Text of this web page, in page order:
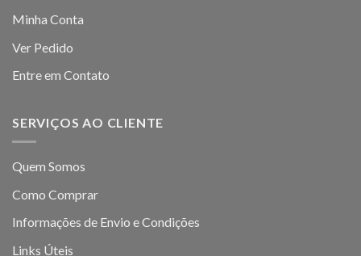
Minha Conta
Ver Pedido
Entre em Contato
SERVIÇOS AO CLIENTE
Quem Somos
Como Comprar
Informações de Envio e Condições
Links Úteis